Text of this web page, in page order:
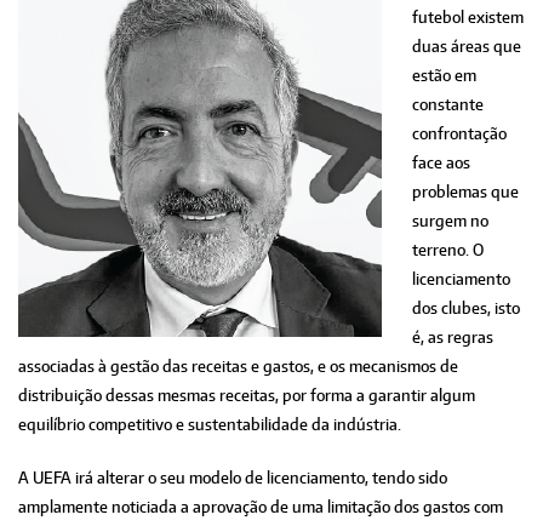
futebol existem
duas áreas que
estão em
constante
confrontação
face aos
problemas que
surgem no
terreno. O
licenciamento
dos clubes, isto
é, as regras
associadas à gestão das receitas e gastos, e os mecanismos de
distribuição dessas mesmas receitas, por forma a garantir algum
equilíbrio competitivo e sustentabilidade da indústria.
A UEFA irá alterar o seu modelo de licenciamento, tendo sido
amplamente noticiada a aprovação de uma limitação dos gastos com